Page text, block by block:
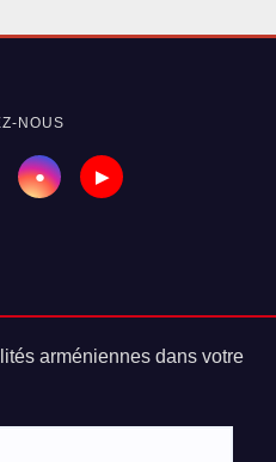
NOUS
● ▶
arméniennes dans votre